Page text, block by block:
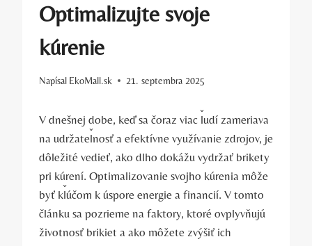
Optimalizujte svoje
kúrenie
Napísal EkoMall.sk 21. septembra 2025
V dnešnej dobe, keď sa čoraz ⁣viac ľudí zameriava
na udržateľnosť a efektívne využívanie⁣ zdrojov, je
​dôležité vedieť, ako dlho dokážu⁤ vydržať ‌brikety
pri kúrení. Optimalizovanie svojho kúrenia môže
byť kľúčom k úspore energie a financií. V⁢ tomto
článku sa pozrieme⁣ na faktory, ktoré ovplyvňujú
životnosť brikiet a ako​ môžete zvýšiť ich